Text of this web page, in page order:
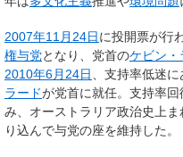
2007年11月24日に投開票が行
権与党となり、党首のケビン・
2010年6月24日 、支持率低迷
ラードが党首に就任。支持率
み、オーストラリア政治史上ま
り込んで与党の座を維持した。